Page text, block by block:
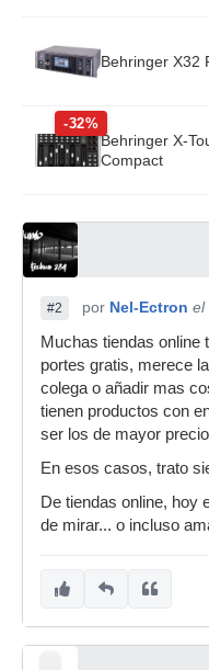
Behringer X32
-32%
Behringer X-
Compact
#2 por Nel-Ectron el
Muchas tiendas online
portes gratis, merece
colega o añadir mas
tienen productos con
ser los de mayor
En esos casos, trato
De tiendas online, hoy
de mirar... o incluso